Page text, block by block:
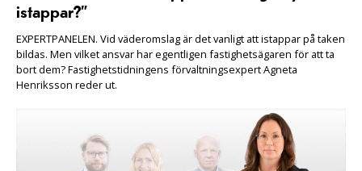
istappar?”
EXPERTPANELEN. Vid väderomslag är det vanligt att istappar på taken
bildas. Men vilket ansvar har egentligen fastighetsägaren för att ta
bort dem? Fastighetstidningens förvaltningsexpert Agneta
Henriksson reder ut.